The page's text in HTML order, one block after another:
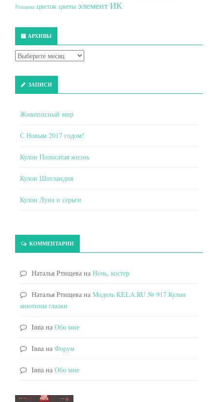
Ртищева цветок цветы элемент ИК
АРХИВЫ
ЗАПИСИ
Живописный мир
С Новым 2017 годом!
Кулон Полосатая жизнь
Кулон Шотландия
Кулон Луна и серьги
КОММЕНТАРИИ
Наталья Ртищева на Ночь, костер
Наталья Ртищева на Модель KELA.RU № 917 Кулон
анютины глазки
Inna на Обо мне
Inna на Форум
Inna на Обо мне